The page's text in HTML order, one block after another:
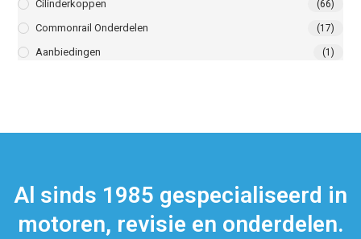
Cilinderkoppen (66)
Commonrail Onderdelen (17)
Aanbiedingen (1)
Al sinds 1985 gespecialiseerd in
motoren, revisie en onderdelen.